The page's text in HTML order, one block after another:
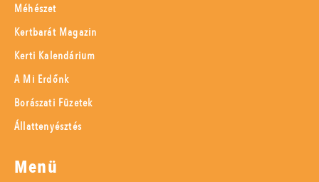
Méhészet
Kertbarát Magazin
Kerti Kalendárium
A Mi Erdőnk
Borászati Füzetek
Állattenyésztés
Menü